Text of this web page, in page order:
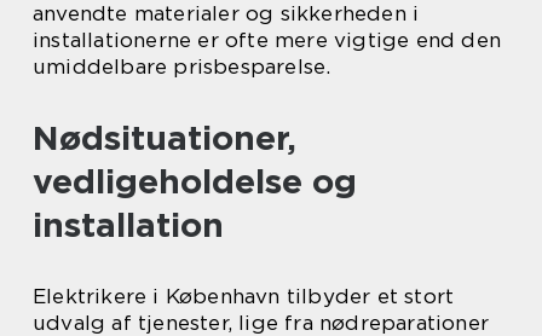
anvendte materialer og sikkerheden i
installationerne er ofte mere vigtige end den
umiddelbare prisbesparelse.
Nødsituationer,
vedligeholdelse og
installation
Elektrikere i København tilbyder et stort
udvalg af tjenester, lige fra nødreparationer